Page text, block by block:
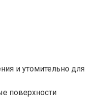
и утомительно для
поверхности